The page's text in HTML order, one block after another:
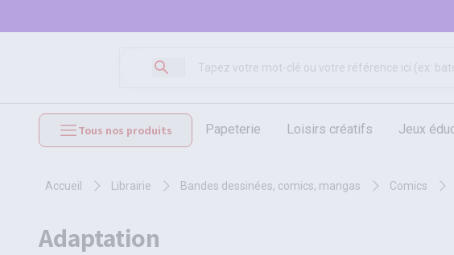
Tous nos produits papeterie loisirs créatifs jeux
accueil librairie bandes dessinées, comics, mangas comics
adaptation